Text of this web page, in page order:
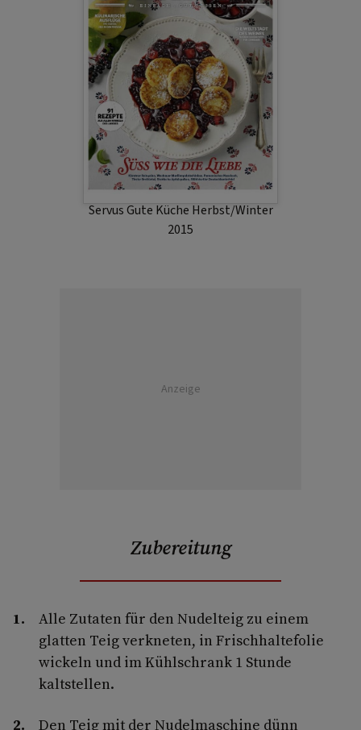
Servus Gute Küche Herbst/Winter
2015
Anzeige
Zubereitung
Alle Zutaten für den Nudelteig zu einem
glatten Teig verkneten, in Frischhaltefolie
wickeln und im Kühlschrank 1 Stunde
kaltstellen.
Den Teig mit der Nudelmaschine dünn